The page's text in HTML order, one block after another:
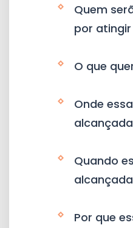
Quem
por
O que
Onde
Quando
Por que